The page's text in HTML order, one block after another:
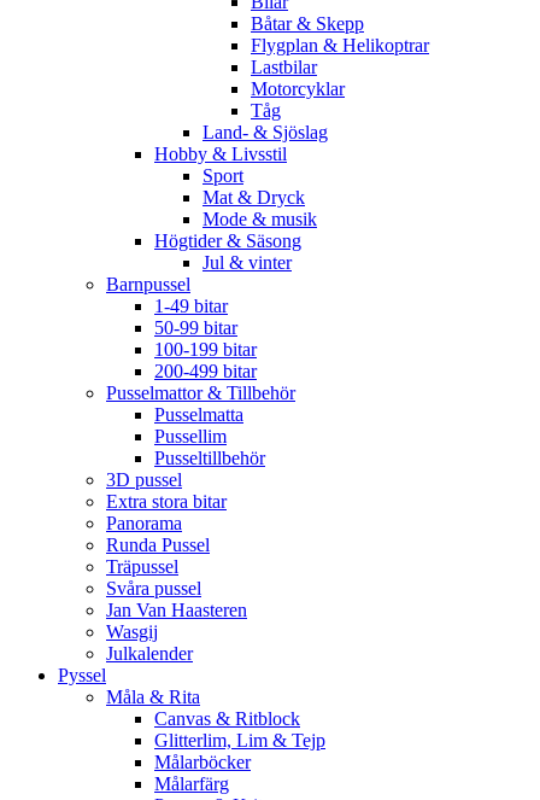
Båtar & Skepp
Flygplan & Helikoptrar
Lastbilar
Motorcyklar
Tåg
Land- & Sjöslag
Hobby & Livsstil
Sport
Mat & Dryck
Mode & musik
Högtider & Säsong
Jul & vinter
Barnpussel
1-49 bitar
50-99 bitar
100-199 bitar
200-499 bitar
Pusselmattor & Tillbehör
Pusselmatta
Pussellim
Pusseltillbehör
3D pussel
Extra stora bitar
Panorama
Runda Pussel
Träpussel
Svåra pussel
Jan Van Haasteren
Wasgij
Julkalender
Pyssel
Måla & Rita
Canvas & Ritblock
Glitterlim, Lim & Tejp
Målarböcker
Målarfärg